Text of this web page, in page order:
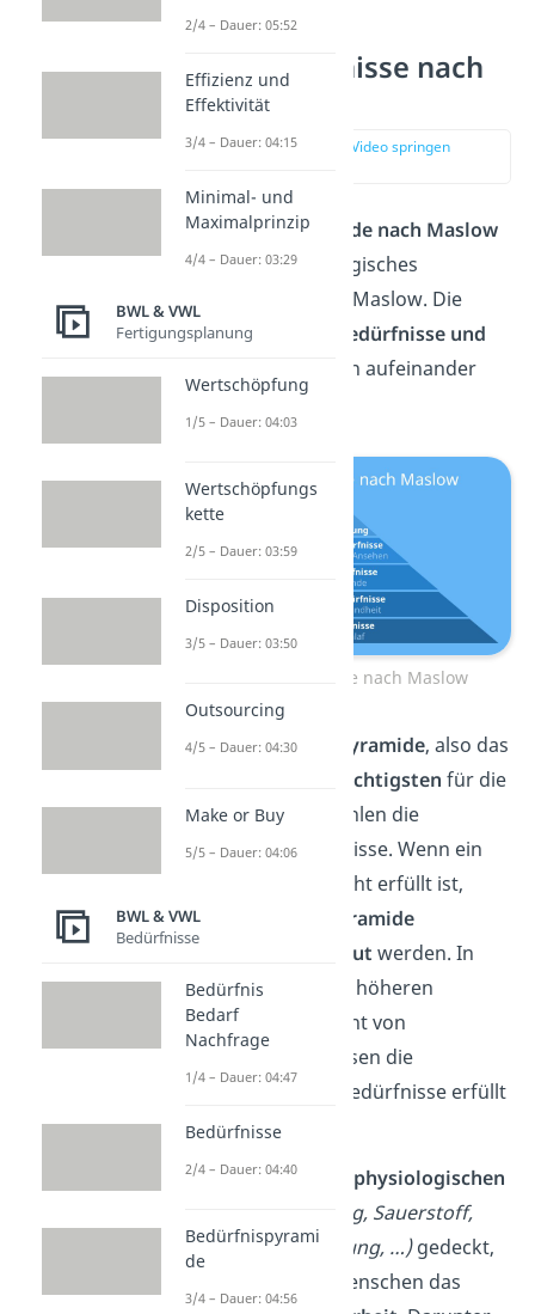
Grundbedürfnisse nach
Maslow
zur Stelle im Video springen
DieBedürfnispyramide nach Maslow
ist ein sozialpsychologisches
Modell von Abraham Maslow. Die
Pyramide stellt alle
Bedürfnisse und
des Menschen aufeinander
aufbauend dar.
Bedürfnispyramide nach Maslow
Deruntere Teil der Pyramide, also das
Fundament, ist
am wichtigsten für die
Menschen. Hierzu zählen die
körperlichen Bedürfnisse. Wenn ein
solches
nicht erfüllt ist,
kann der
Rest der Pyramide
nicht darauf aufgebaut werden. In
dem Fall sind also die höheren
Bedürfnisse noch nicht von
Bedeutung. Erst müssen die
körperlichen Grundbedürfnisse erfüllt
sein.
Sind zum Beispiel die physiologischen
(Nahrung, Sauerstoff,
Schlaf, Wasser, Kleidung, …)gedeckt,
entwickelt sich bei Menschen das
2/4 – Dauer: 05:52
Effizienz und
Effektivität
3/4 – Dauer: 04:15
Minimal- und
Maximalprinzip
4/4 – Dauer: 03:29
BWL & VWL
Fertigungsplanung
Wertschöpfung
1/5 – Dauer: 04:03
Wertschöpfungs
kette
2/5 – Dauer: 03:59
Disposition
3/5 – Dauer: 03:50
Outsourcing
4/5 – Dauer: 04:30
Make or Buy
5/5 – Dauer: 04:06
BWL & VWL
Bedürfnisse
Bedürfnis
Bedarf
Nachfrage
1/4 – Dauer: 04:47
Bedürfnisse
2/4 – Dauer: 04:40
Bedürfnispyrami
de
3/4 – Dauer: 04:56